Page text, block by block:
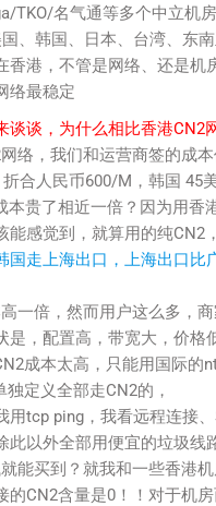
TKO/名气通等多个中立机
、韩国、日本、台湾、东
香港，不管是网络、还是
络最稳定
谈谈，为什么相比香港CN2
络，我们和运营商签的成本
合人民币600/M，韩国 45
本贵了相近一倍？因为用香
能感觉到，就算用的纯CN2
国走上海出口，上海出口比
一倍，然而用户这么多，
是，配置高，带宽大，价格
成本太高，只能用国际
定义全部走CN2的，
用tcp ping，我看远程连接
此以外全部用便宜的垃圾
能买到？就我和一些香港
的CN2含量是0！！对于机